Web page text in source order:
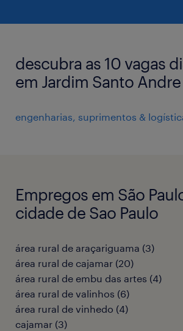
descubra as 10 vagas
em Jardim Santo Andre
engenharias, suprimentos &
Empregos em São
cidade de Sao Paulo
área rural de araçariguama (3)
área rural de cajamar (20)
área rural de embu das artes (4)
área rural de valinhos (6)
área rural de vinhedo (4)
cajamar (3)